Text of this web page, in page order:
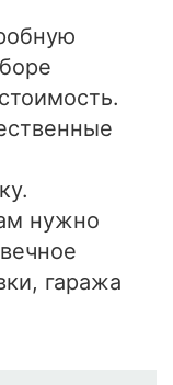
нужно
гаража